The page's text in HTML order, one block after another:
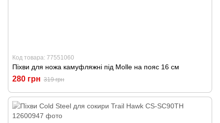
Код товара: 77551060
Піхви для ножа камуфляжні під Molle на пояс 16 см
280 грн 319 грн